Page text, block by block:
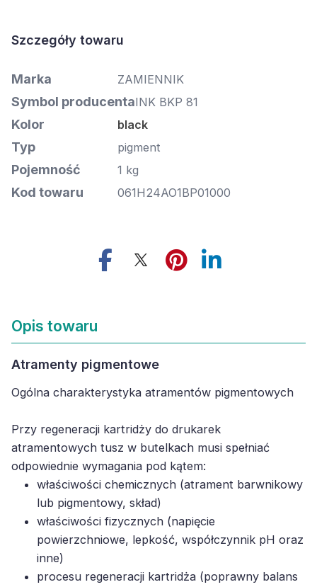
Szczegóły towaru
Marka ZAMIENNIK
Symbol producentaINK BKP 81
Kolor black
Typ pigment
Pojemność 1 kg
Kod towaru 061H24AO1BP01000
Opis towaru
Atramenty pigmentowe
Ogólna charakterystyka atramentów pigmentowych
Przy regeneracji kartridży do drukarek
atramentowych tusz w butelkach musi spełniać
odpowiednie wymagania pod kątem:
właściwości chemicznych (atrament barwnikowy
lub pigmentowy, skład)
właściwości fizycznych (napięcie
powierzchniowe, lepkość, współczynnik pH oraz
inne)
procesu regeneracji kartridża (poprawny balans